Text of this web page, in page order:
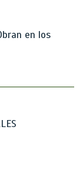
en los